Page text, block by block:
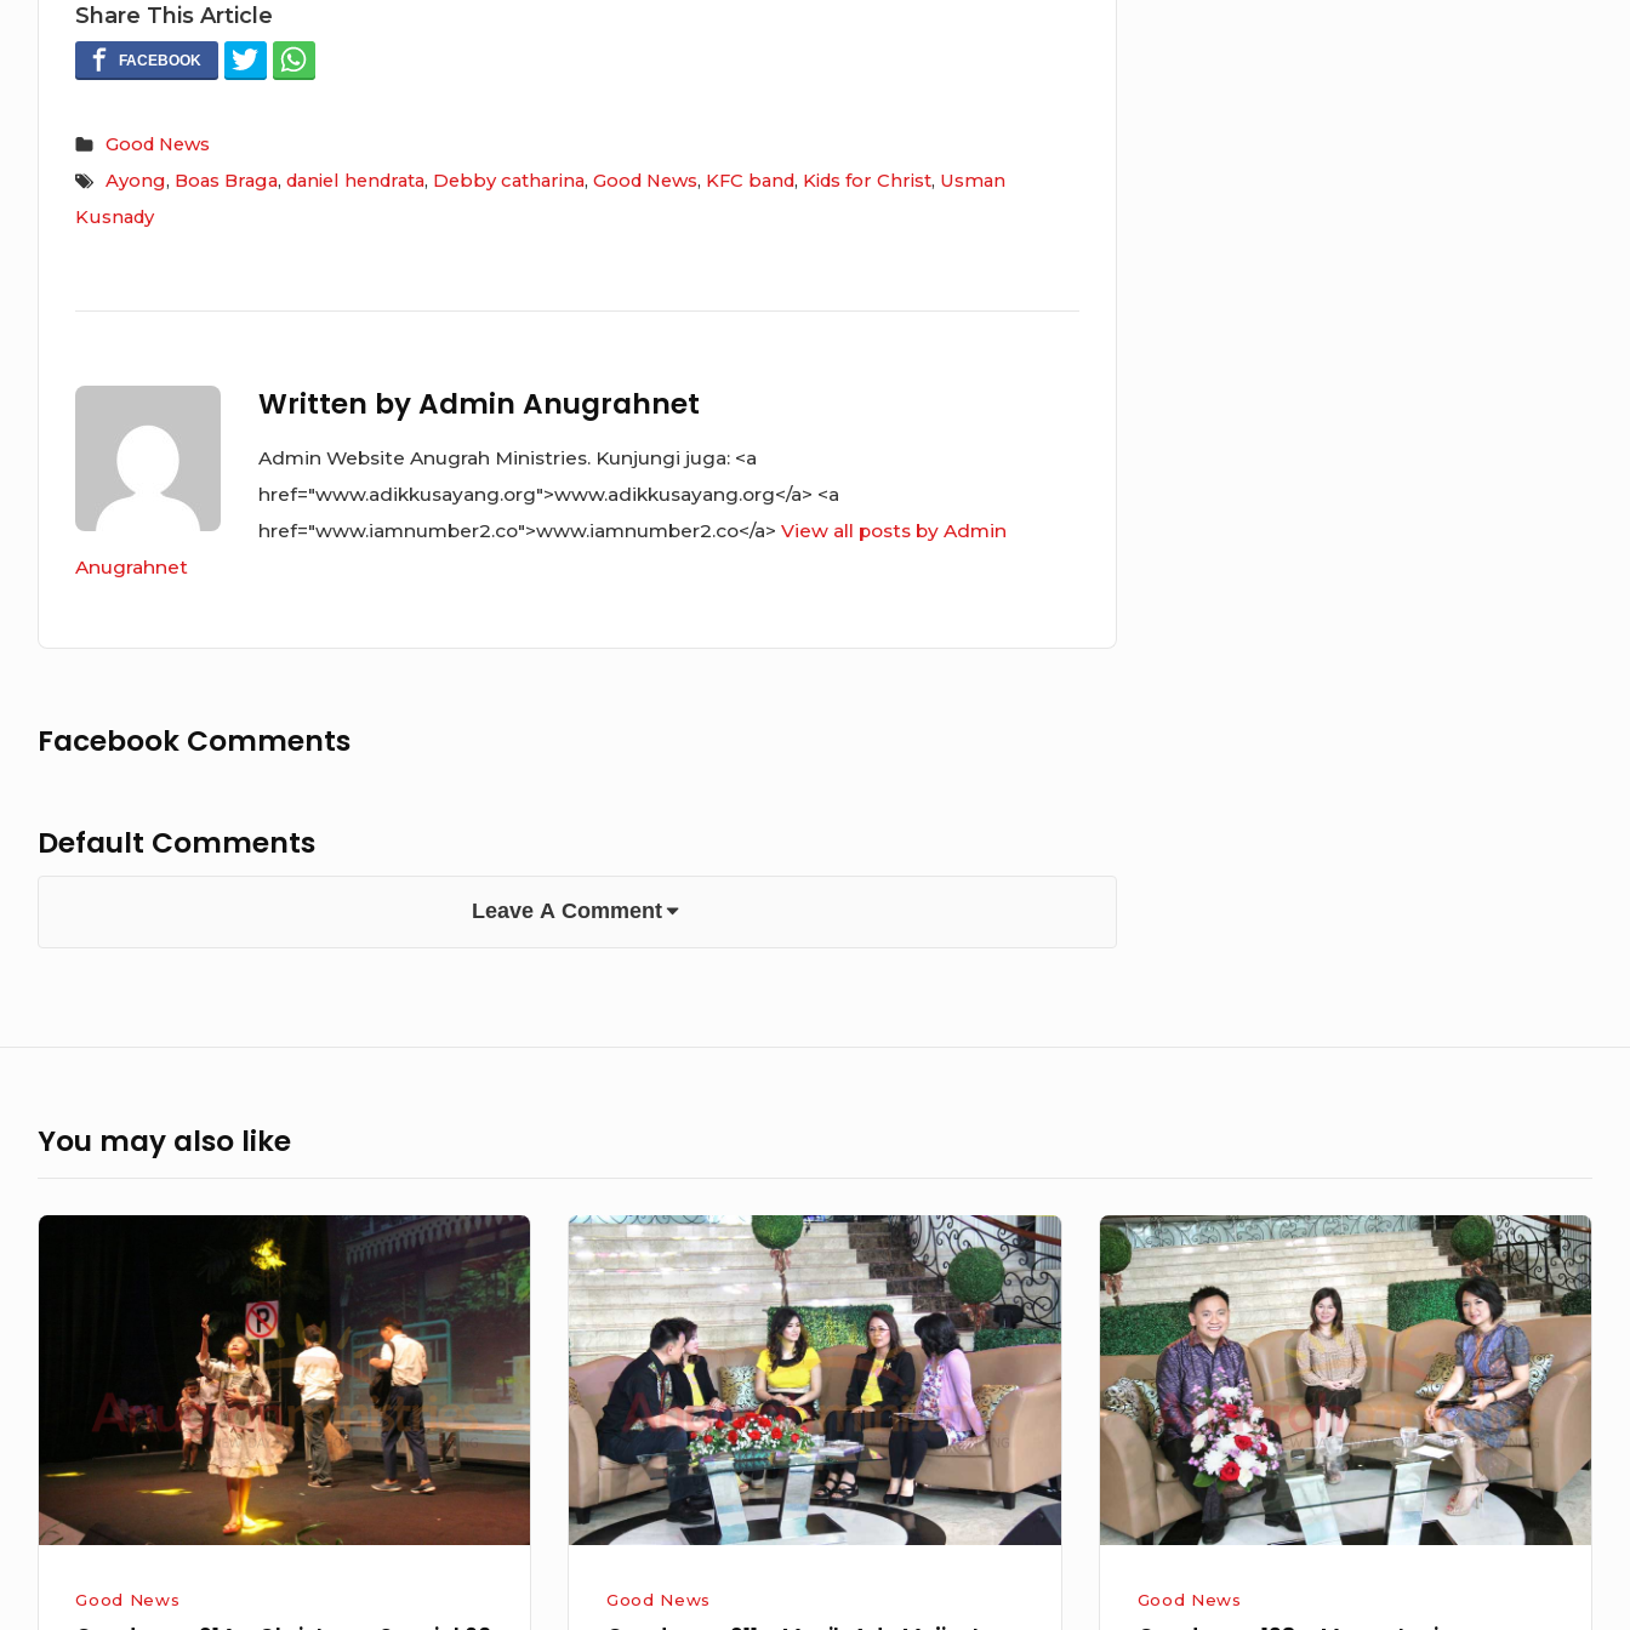
Share This Article
Good News
Ayong, Boas Braga,daniel hendrata, Debby catharina,Good News, KFC band, Kids for Christ, Usman
Kusnady
Written byAdmin Anugrahnet
Admin Website Anugrah Ministries. Kunjungi juga: <a
href="www.adikkusayang.org">www.adikkusayang.org</a> <a
href="www.iamnumber2.co">www.iamnumber2.co</a> View all posts by Admin
Anugrahnet
Facebook Comments
Default Comments
Leave A Comment
You may also like
Goodnews
Good News
Goodnews
211
–
Masih
Ada
Mujizat
Good News
Goodnews
198
–
Mengatasi
Kepahitan
Hidup
Good News